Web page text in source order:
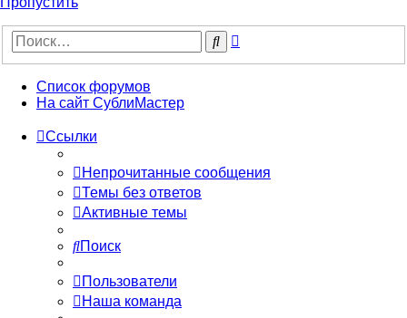
Поиск
Список форумов
На сайт СублиМастер
Ссылки
Непрочитанные сообщения
Темы без ответов
Активные темы
Поиск
Пользователи
Наша команда